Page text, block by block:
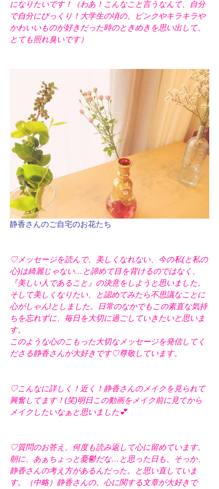
になりたいです！（わあ！こんなこと言うなんて、自分
で自分にびっくり！大学生の頃の、ピンクやキラキラや
かわいいものが好きだった時のときめきを思い出して、
とても照れ臭いです）
静香さんのご自宅のお花たち
♡メッセージを読んで、美しくなれない、今の私(と私の
心)は綺麗じゃない…と諦めて目を背けるのではなく、
『美しい人であること』の決意をしようと思いました。
そして美しくなりたい、と認めてみたら不思議なことに
心がしゃん!としました。日常のなかでもこの素直な気持
ちを忘れずに、毎日を大切に過ごしていきたいと思いま
す。
このような心のこもった大切なメッセージを発信してく
ださる静香さんが大好きです♡尊敬しています。
♡こんなに詳しく！近く！静香さんのメイクを見られて
興奮してます！(笑)明日この動画をメイク前に見てから
メイクしたいなぁと思いました💕
♡質問のお答え、何度も読み返して心に留めています。
朝に、あぁちょっと憂鬱だな…と思った日も、そっか、
静香さんの考え方があるんだった。と思い直していま
す。（中略）静香さんの、心に関する文章が大好きで